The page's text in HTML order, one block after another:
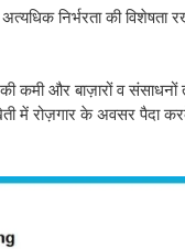
निर्भरता की
की कमी और बाज़ारों व
में रोज़गार के अवसर पैदा